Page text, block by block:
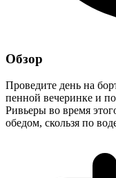
Обзор
Проведите день на
пенной вечеринке и
Ривьеры во время
обедом, скользя по